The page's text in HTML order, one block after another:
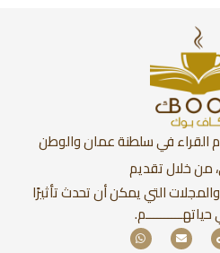
القراء في سلطنة عمان والوطن
من خلال تقديم
التي يمكن أن تحدث تأثيرًا